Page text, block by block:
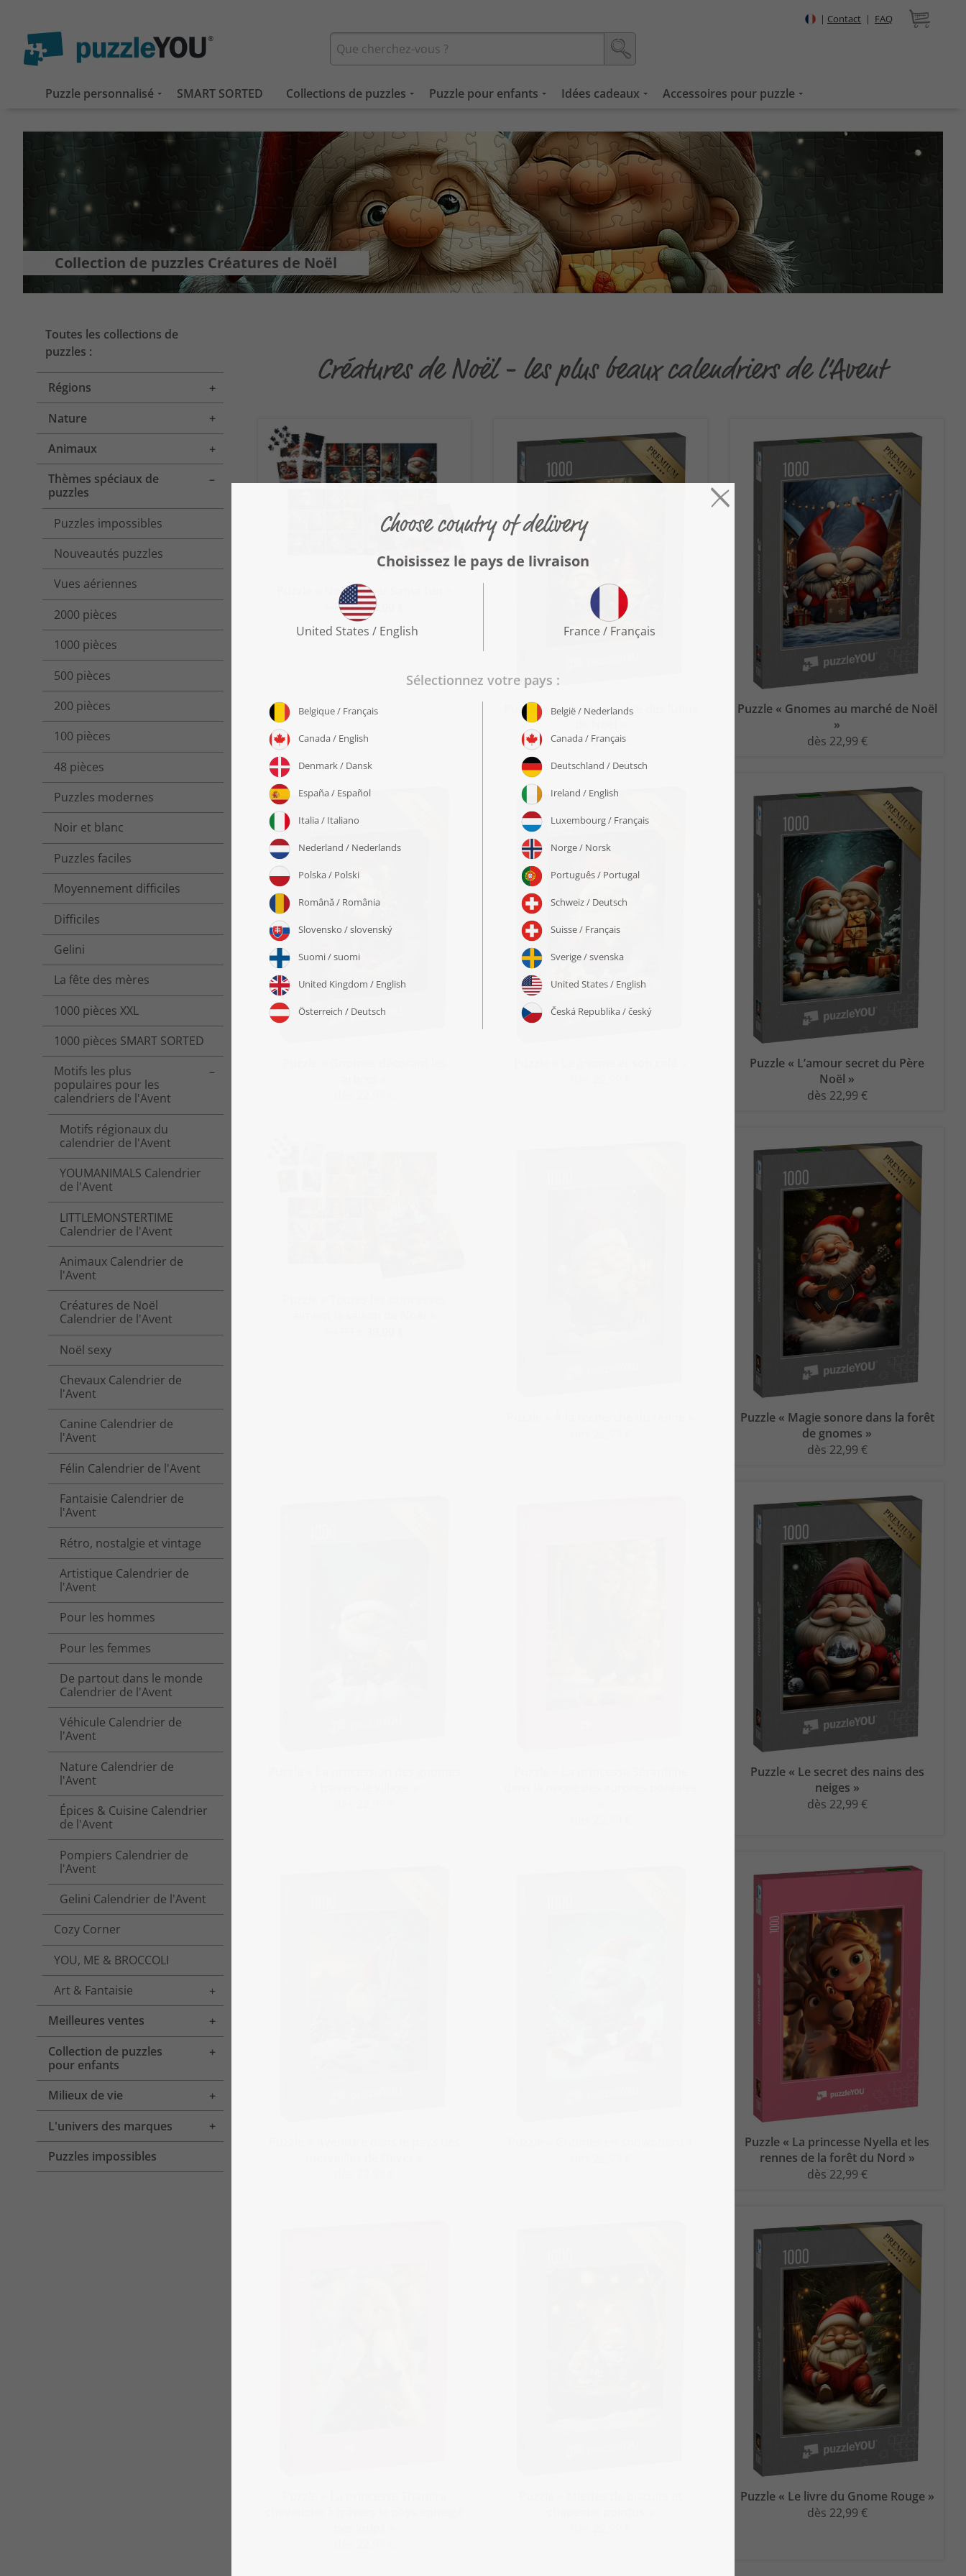
| Contact | FAQ
Puzzle personnalisé SMART SORTED Collections de puzzles Puzzle pour enfants Idées cadeaux Accessoires pour puzzle
Collection de puzzles Créatures de Noël
Toutes les collections de
puzzles :
Régions
Toggle menu
Nature
Toggle menu
Animaux
Toggle menu
Thèmes spéciaux de
puzzles
Toggle menu
Puzzles impossibles
Nouveautés puzzles
Vues aériennes
2000 pièces
1000 pièces
500 pièces
200 pièces
100 pièces
48 pièces
Puzzles modernes
Noir et blanc
Puzzles faciles
Moyennement difficiles
Difficiles
Gelini
La fête des mères
1000 pièces XXL
1000 pièces SMART SORTED
Motifs les plus
populaires pour les
calendriers de l'Avent
Toggle menu
Motifs régionaux du
calendrier de l'Avent
YOUMANIMALS Calendrier
de l'Avent
LITTLEMONSTERTIME
Calendrier de l'Avent
Animaux Calendrier de
l'Avent
Créatures de Noël
Calendrier de l'Avent
Noël sexy
Chevaux Calendrier de
l'Avent
Canine Calendrier de
l'Avent
Félin Calendrier de l'Avent
Fantaisie Calendrier de
l'Avent
Rétro, nostalgie et vintage
Artistique Calendrier de
l'Avent
Pour les hommes
Pour les femmes
De partout dans le monde
Calendrier de l'Avent
Véhicule Calendrier de
l'Avent
Nature Calendrier de
l'Avent
Épices & Cuisine Calendrier
de l'Avent
Pompiers Calendrier de
l'Avent
Gelini Calendrier de l'Avent
Cozy Corner
YOU, ME & BROCCOLI
Art & Fantaisie
Toggle menu
Meilleures ventes
Toggle menu
Collection de puzzles
pour enfants
Toggle menu
Milieux de vie
Toggle menu
L'univers des marques
Toggle menu
Puzzles impossibles
Créatures de Noël - les plus beaux calendriers de l’Avent
Puzzle « Noël Secret Santa fun »
54,99 €39,99 €
Puzzle « Cachette secrète des lutins
dès 22,99 €
Puzzle « Gnomes au marché de Noël
»
dès 22,99 €
Puzzle « L’amour secret du Père
Noël »
dès 22,99 €
Puzzle « Magie sonore dans la forêt
de gnomes »
dès 22,99 €
Puzzle « Le secret des nains des
neiges »
dès 22,99 €
Puzzle « La princesse Nyella et les
rennes de la forêt du Nord »
dès 22,99 €
Puzzle « Le livre du Gnome Rouge »
dès 22,99 €